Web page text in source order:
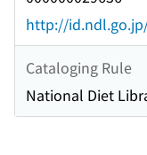
http://
Cataloging Rule
National Diet